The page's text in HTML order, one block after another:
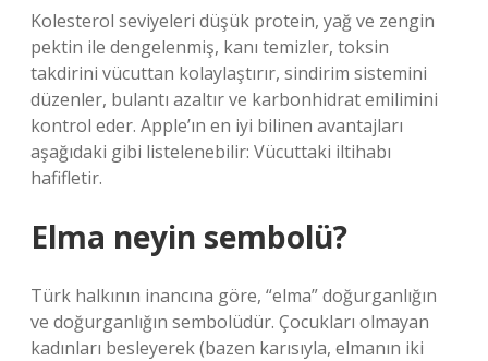
Kolesterol seviyeleri düşük protein, yağ ve zengin
pektin ile dengelenmiş, kanı temizler, toksin
takdirini vücuttan kolaylaştırır, sindirim sistemini
düzenler, bulantı azaltır ve karbonhidrat emilimini
kontrol eder. Apple’ın en iyi bilinen avantajları
aşağıdaki gibi listelenebilir: Vücuttaki iltihabı
hafifletir.
Elma neyin sembolü?
Türk halkının inancına göre, “elma” doğurganlığın
ve doğurganlığın sembolüdür. Çocukları olmayan
kadınları besleyerek (bazen karısıyla, elmanın iki